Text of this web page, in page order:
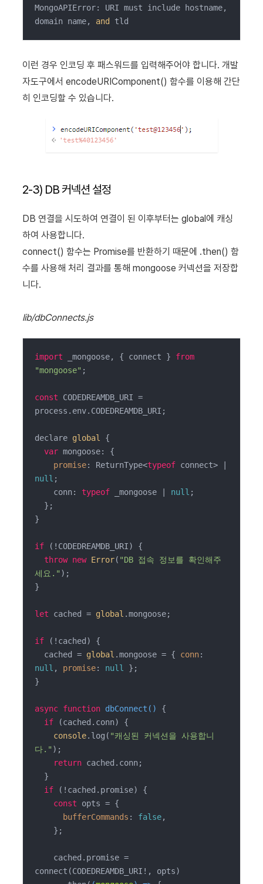
MongoAPIError: URI must include hostname,
domain name, and tld
이런 경우 인코딩 후 패스워드를 입력해주어야 합니다. 개발
자도구에서 encodeURIComponent() 함수를 이용해 간단
히 인코딩할 수 있습니다.
2-3) DB 커넥션 설정
DB 연결을 시도하여 연결이 된 이후부터는 global에 캐싱
하여 사용합니다.
connect() 함수는 Promise를 반환하기 때문에 .then() 함
수를 사용해 처리 결과를 통해 mongoose 커넥션을 저장합
니다.
lib/dbConnects.js
import _mongoose, { connect } from
"mongoose" ;
const CODEDREAMDB_URI =
process.env.CODEDREAMDB_URI;
declare global {
var mongoose: {
promise: ReturnType<typeof
null ;
    conn:
typeof _mongoose | null ;
}
if (!CODEDREAMDB_URI) {
throw new Error( "DB 접속 정보를 확인해주
세요." );
}
let cached = global .mongoose;
if (!cached) {
  cached =
global .mongoose = { conn
null , promise: null };
}
async function dbConnect ( ) {
if (cached.conn) {
console.log( "캐싱된 커넥션을 사용합니
다." );
return cached.conn;
if (!cached.promise) {
const opts = {
bufferCommands : false,
connect(CODEDREAMDB_URI!, opts)